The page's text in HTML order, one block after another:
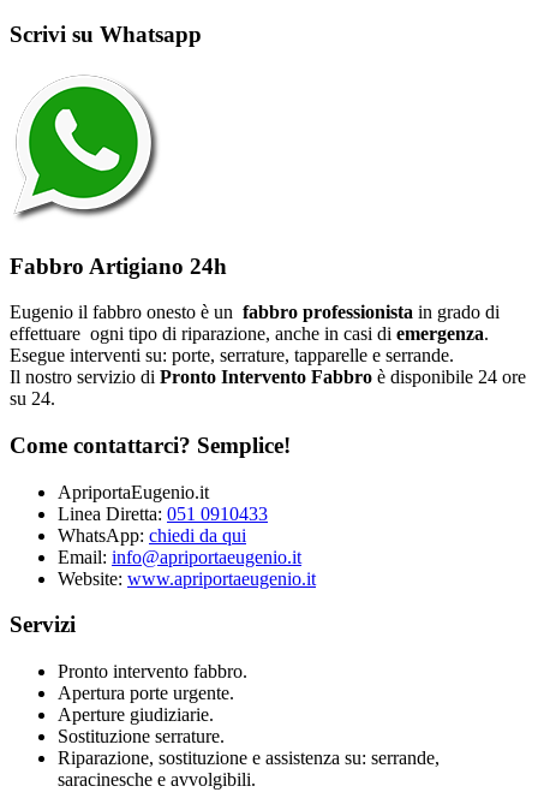
Scrivi su Whatsapp
Fabbro Artigiano 24h
Eugenio il fabbro onesto è un fabbro professionista in grado di
effettuare ogni tipo di riparazione, anche in casi di emergenza.
Esegue interventi su: porte, serrature, tapparelle e serrande.
Il nostro servizio di Pronto Intervento Fabbro è disponibile 24 ore
su 24.
Come contattarci? Semplice!
ApriportaEugenio.it
Linea Diretta: 051 0910433
WhatsApp: chiedi da qui
Email: info@apriportaeugenio.it
Website: www.apriportaeugenio.it
Servizi
Pronto intervento fabbro.
Apertura porte urgente.
Aperture giudiziarie.
Sostituzione serrature.
Riparazione, sostituzione e assistenza su: serrande,
saracinesche e avvolgibili.